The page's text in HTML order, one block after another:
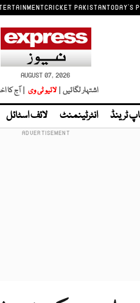
CRICKET PAKISTANTODAY'S
AUGUST 07, 2026
اشتہار لگائیں | لائیو ٹی وی | آج کا
ٹرینڈ انٹرٹینمنٹ لائف اسٹائل